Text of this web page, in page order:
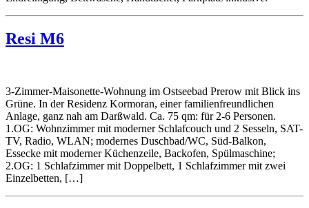
Resi M6
3-Zimmer-Maisonette-Wohnung im Ostseebad Prerow mit Blick ins
Grüne. In der Residenz Kormoran, einer familienfreundlichen
Anlage, ganz nah am Darßwald. Ca. 75 qm: für 2-6 Personen.
1.OG: Wohnzimmer mit moderner Schlafcouch und 2 Sesseln, SAT-
TV, Radio, WLAN; modernes Duschbad/WC, Süd-Balkon,
Essecke mit moderner Küchenzeile, Backofen, Spülmaschine;
2.OG: 1 Schlafzimmer mit Doppelbett, 1 Schlafzimmer mit zwei
Einzelbetten, […]